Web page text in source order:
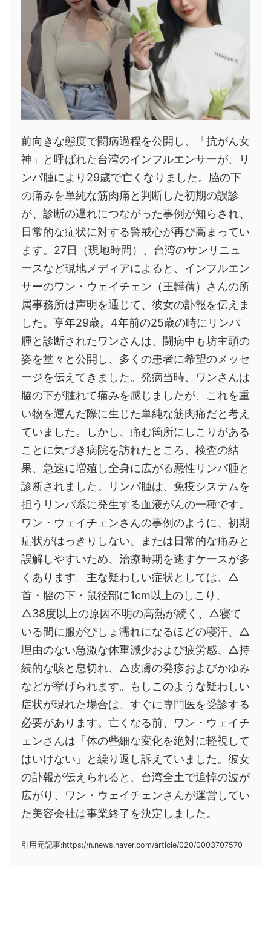
前向きな態度で闘病過程を公開し、「抗がん女
神」と呼ばれた台湾のインフルエンサーが、リ
ンパ腫により29歳で亡くなりました。脇の下
の痛みを単純な筋肉痛と判断した初期の誤診
が、診断の遅れにつながった事例が知らされ、
日常的な症状に対する警戒心が再び高まってい
ます。27日（現地時間）、台湾のサンリニュ
ースなど現地メディアによると、インフルエン
サーのワン・ウェイチェン（王韡蒨）さんの所
属事務所は声明を通じて、彼女の訃報を伝えま
した。享年29歳。4年前の25歳の時にリンパ
腫と診断されたワンさんは、闘病中も坊主頭の
姿を堂々と公開し、多くの患者に希望のメッセ
ージを伝えてきました。発病当時、ワンさんは
脇の下が腫れて痛みを感じましたが、これを重
い物を運んだ際に生じた単純な筋肉痛だと考え
ていました。しかし、痛む箇所にしこりがある
ことに気づき病院を訪れたところ、検査の結
果、急速に増殖し全身に広がる悪性リンパ腫と
診断されました。リンパ腫は、免疫システムを
担うリンパ系に発生する血液がんの一種です。
ワン・ウェイチェンさんの事例のように、初期
症状がはっきりしない、または日常的な痛みと
誤解しやすいため、治療時期を逃すケースが多
くあります。主な疑わしい症状としては、△
首・脇の下・鼠径部に1cm以上のしこり、
△38度以上の原因不明の高熱が続く、△寝て
いる間に服がびしょ濡れになるほどの寝汗、△
理由のない急激な体重減少および疲労感、△持
続的な咳と息切れ、△皮膚の発疹およびかゆみ
などが挙げられます。もしこのような疑わしい
症状が現れた場合は、すぐに専門医を受診する
必要があります。亡くなる前、ワン・ウェイチ
ェンさんは「体の些細な変化を絶対に軽視して
はいけない」と繰り返し訴えていました。彼女
の訃報が伝えられると、台湾全土で追悼の波が
広がり、ワン・ウェイチェンさんが運営してい
た美容会社は事業終了を決定しました。
引用元記事:https://n.news.naver.com/article/020/0003707570